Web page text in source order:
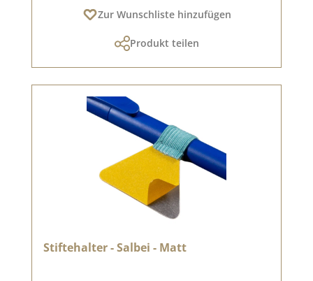
Zur Wunschliste hinzufügen
Produkt teilen
Stiftehalter - Salbei - Matt